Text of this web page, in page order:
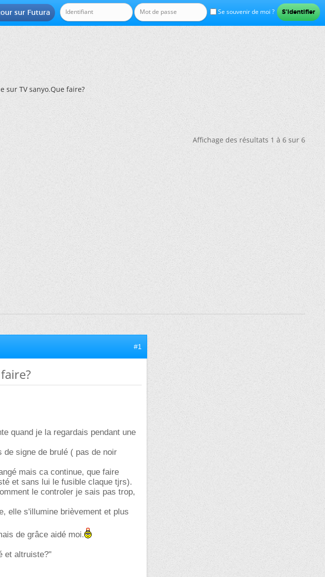
Se souvenir de moi ?
sur Futura
sur TV sanyo.Que faire?
Affichage des résultats 1 à 6 sur 6
#1
quand je la regardais pendant une
de signe de brulé ( pas de noir
mais ca continue, que faire
et sans lui le fusible claque tjrs).
le controler je sais pas trop,
elle s'illumine brièvement et plus
de grâce aidé moi.
et altruiste?"